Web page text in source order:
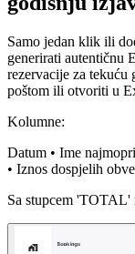
Samo jedan klik ili
generirati autentičnu
rezervacije za tekuću
poštom ili otvoriti u
Kolumne:
Datum • Ime
• Iznos dospjelih
Sa stupcem 'TOTAL'